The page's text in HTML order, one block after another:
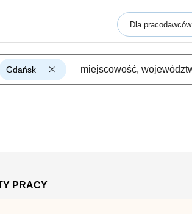
Dla pracodawców
Gdańsk
PRACY